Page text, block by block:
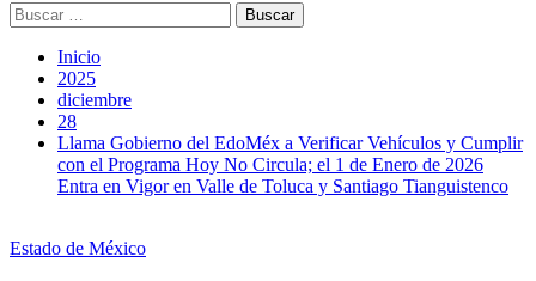
Buscar:
Inicio
2025
diciembre
28
Llama Gobierno del EdoMéx a Verificar Vehículos y Cumplir
con el Programa Hoy No Circula; el 1 de Enero de 2026
Entra en Vigor en Valle de Toluca y Santiago Tianguistenco
Estado de México